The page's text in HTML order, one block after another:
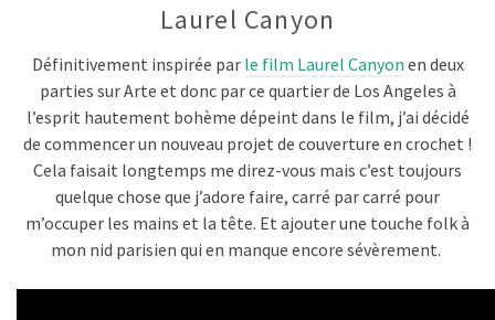
Laurel Canyon
Définitivement inspirée par le film Laurel Canyon en deux
parties sur Arte et donc par ce quartier de Los Angeles à
l’esprit hautement bohème dépeint dans le film, j’ai décidé
de commencer un nouveau projet de couverture en crochet !
Cela faisait longtemps me direz-vous mais c’est toujours
quelque chose que j’adore faire, carré par carré pour
m’occuper les mains et la tête. Et ajouter une touche folk à
mon nid parisien qui en manque encore sévèrement.